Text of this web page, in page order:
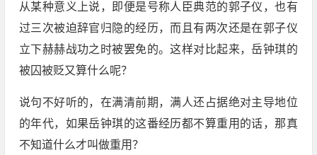
从某种意义上说，即便是号称人臣典范的郭子仪，也有
过三次被迫辞官归隐的经历，而且有两次还是在郭子仪
立下赫赫战功之时被罢免的。这样对比起来，岳钟琪的
被囚被贬又算什么呢？
说句不好听的，在满清前期，满人还占据绝对主导地位
的年代，如果岳钟琪的这番经历都不算重用的话，那真
不知道什么才叫做重用？